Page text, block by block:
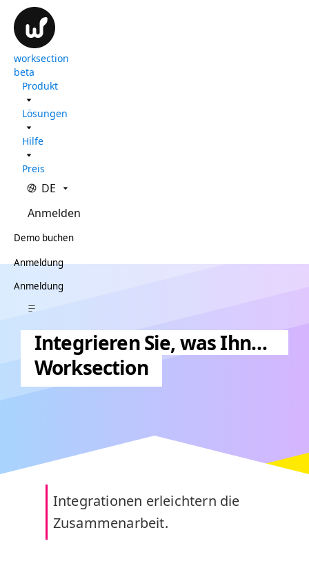
worksection
beta
Produkt
Lösungen
Hilfe
Preis
DE
Anmelden
Demo buchen
Anmeldung
Anmeldung
Integrieren Sie, was Ihnen gefällt — mit
Worksection
Inte­gra­tio­nen erle­ichtern die
Zusammenarbeit.